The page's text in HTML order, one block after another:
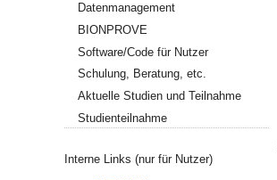
Datenmanagement
BIONPROVE
Software/Code für Nutzer
Schulung, Beratung, etc.
Aktuelle Studien und Teilnahme
Studienteilnahme
Interne Links (nur für Nutzer)